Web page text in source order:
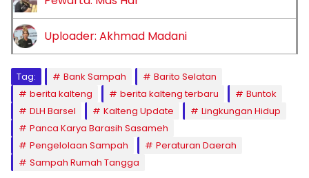
Uploader: Akhmad Madani
Tag: Bank Sampah
Barito Selatan
berita kalteng
berita kalteng terbaru
Buntok
DLH Barsel
Kalteng Update
Lingkungan Hidup
Panca Karya Barasih Sasameh
Pengelolaan Sampah
Peraturan Daerah
Sampah Rumah Tangga